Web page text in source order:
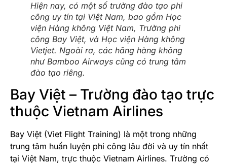
Hiện nay, có một số trường đào tạo phi
công uy tín tại Việt Nam, bao gồm Học
viện Hàng không Việt Nam, Trường phi
công Bay Việt, và Học viện Hàng không
Vietjet. Ngoài ra, các hãng hàng không
như Bamboo Airways cũng có trung tâm
đào tạo riêng.
Bay Việt – Trường đào tạo trực
thuộc Vietnam Airlines
Bay Việt (Viet Flight Training) là một trong những
trung tâm huấn luyện phi công lâu đời và uy tín nhất
tại Việt Nam, trực thuộc Vietnam Airlines. Trường có